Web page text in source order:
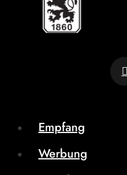
Empfang
Werbung